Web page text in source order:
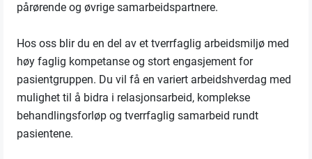
pårørende og øvrige samarbeidspartnere.
Hos oss blir du en del av et tverrfaglig arbeidsmiljø med
høy faglig kompetanse og stort engasjement for
pasientgruppen. Du vil få en variert arbeidshverdag med
mulighet til å bidra i relasjonsarbeid, komplekse
behandlingsforløp og tverrfaglig samarbeid rundt
pasientene.